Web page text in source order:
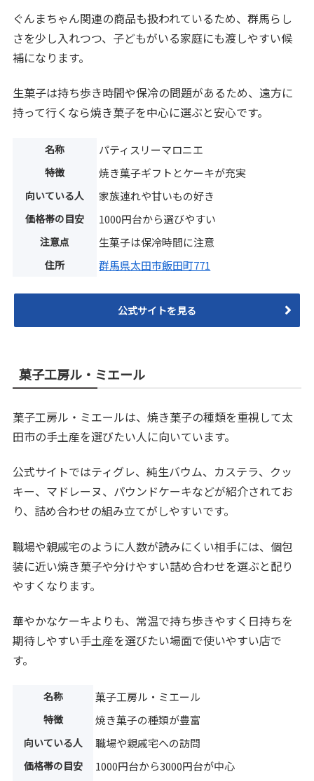
ぐんまちゃん関連の商品も扱われているため、群馬らし
さを少し入れつつ、子どもがいる家庭にも渡しやすい候
補になります。
生菓子は持ち歩き時間や保冷の問題があるため、遠方に
持って行くなら焼き菓子を中心に選ぶと安心です。
名称 パティスリーマロニエ
特徴 焼き菓子ギフトとケーキが充実
向いている人 家族連れや甘いもの好き
価格帯の目安 1000円台から選びやすい
注意点 生菓子は保冷時間に注意
住所 群馬県太田市飯田町771
公式サイトを見る
菓子工房ル・ミエール
菓子工房ル・ミエールは、焼き菓子の種類を重視して太
田市の手土産を選びたい人に向いています。
公式サイトではティグレ、純生バウム、カステラ、クッ
キー、マドレーヌ、パウンドケーキなどが紹介されてお
り、詰め合わせの組み立てがしやすいです。
職場や親戚宅のように人数が読みにくい相手には、個包
装に近い焼き菓子や分けやすい詰め合わせを選ぶと配り
やすくなります。
華やかなケーキよりも、常温で持ち歩きやすく日持ちを
期待しやすい手土産を選びたい場面で使いやすい店で
す。
名称 菓子工房ル・ミエール
特徴 焼き菓子の種類が豊富
向いている人 職場や親戚宅への訪問
価格帯の目安 1000円台から3000円台が中心